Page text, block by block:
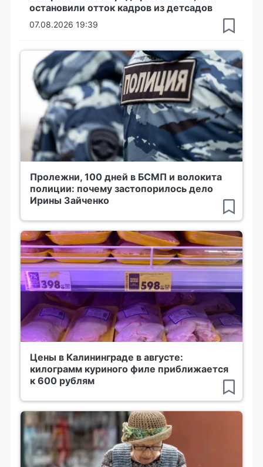
остановили отток кадров из детсадов
07.08.2026 19:39
Пролежни, 100 дней в БСМП и волокита
полиции: почему застопорилось дело
Ирины Зайченко
Цены в Калининграде в августе:
килограмм куриного филе приближается
к 600 рублям